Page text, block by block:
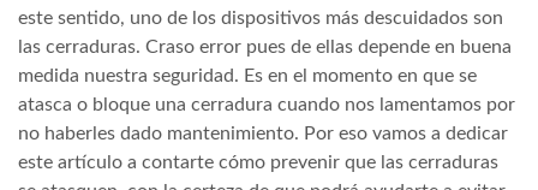
este sentido, uno de los dispositivos más descuidados son
las cerraduras. Craso error pues de ellas depende en buena
medida nuestra seguridad. Es en el momento en que se
atasca o bloque una cerradura cuando nos lamentamos por
no haberles dado mantenimiento. Por eso vamos a dedicar
este artículo a contarte cómo prevenir que las cerraduras